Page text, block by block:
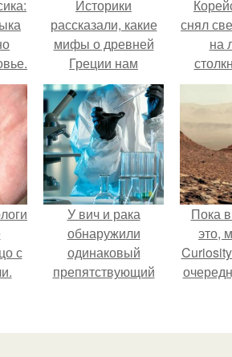
Историки
рассказали, какие
мифы о древней
Греции нам
навязало кино.
снял
на
с
У вич и рака
обнаружили
одинаковый
препятствующий
Пока
это,